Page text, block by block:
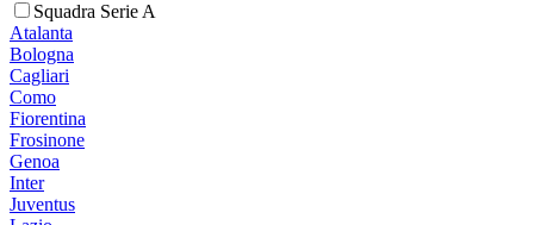
Squadra Serie A
Atalanta
Bologna
Cagliari
Como
Fiorentina
Frosinone
Genoa
Inter
Juventus